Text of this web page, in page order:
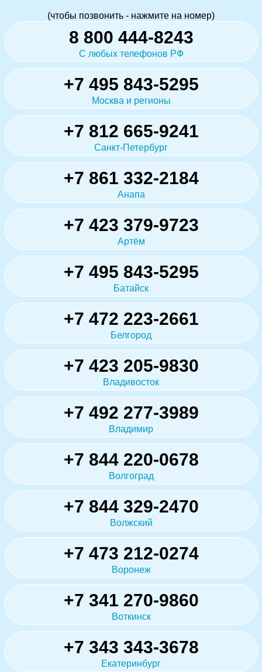
(чтобы позвонить - нажмите на номер)
8 800 444-8243
С любых телефонов РФ
+7 495 843-5295
Москва и регионы
+7 812 665-9241
Санкт-Петербург
+7 861 332-2184
Анапа
+7 423 379-9723
Артём
+7 495 843-5295
Батайск
+7 472 223-2661
Белгород
+7 423 205-9830
Владивосток
+7 492 277-3989
Владимир
+7 844 220-0678
Волгоград
+7 844 329-2470
Волжский
+7 473 212-0274
Воронеж
+7 341 270-9860
Воткинск
+7 343 343-3678
Екатеринбург